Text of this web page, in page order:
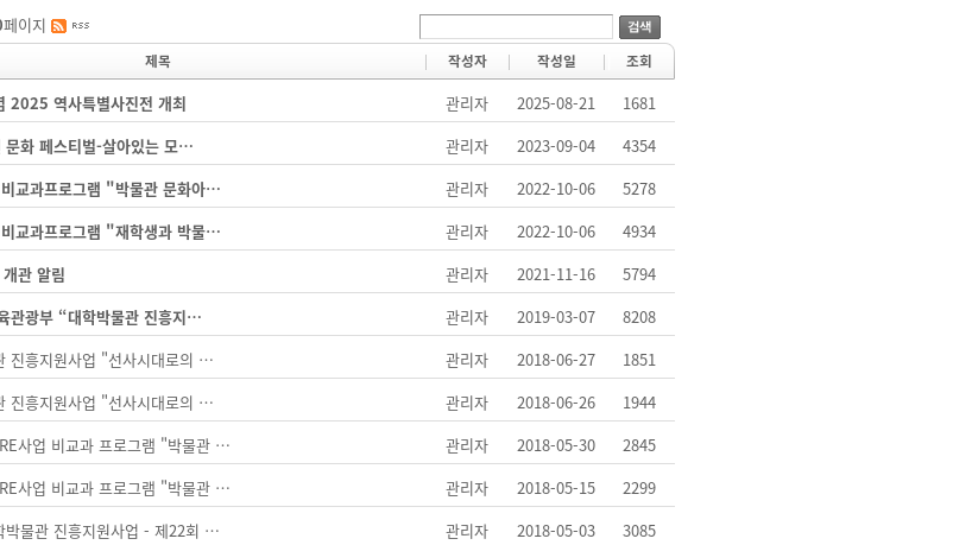
페이지
제목 작성자 작성일 조회
2025 역사특별사진전 개최 관리자 2025-08-21
1681
문화 페스티벌-살아있는 모… 관리자 2023-09-04
4354
교과프로그램 "박물관 문화아… 관리자 2022-10-06
5278
교과프로그램 "재학생과 박물… 관리자 2022-10-06
4934
관 알림 관리자 2021-11-16
5794
관광부 “대학박물관 진흥지… 관리자 2019-03-07
8208
진흥지원사업 "선사시대로의 … 관리자 2018-06-27
1851
진흥지원사업 "선사시대로의 … 관리자 2018-06-26
1944
사업 비교과 프로그램 "박물관 … 관리자 2018-05-30
2845
사업 비교과 프로그램 "박물관 … 관리자 2018-05-15
2299
박물관 진흥지원사업 - 제22회 … 관리자 2018-05-03 3085